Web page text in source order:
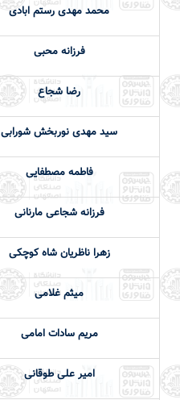
محمد مهدی رستم ابادی
فرزانه محبی
رضا شجاع
سید مهدی نوربخش شورابی
فاطمه مصطفایی
فرزانه شجاعی مارنانی
زهرا ناظریان شاه کوچکی
میثم غلامی
مریم سادات امامی
امیر علی طوقانی